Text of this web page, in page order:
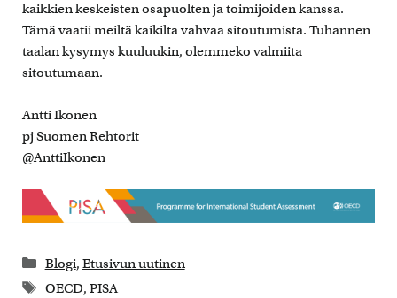
kaikkien keskeisten osapuolten ja toimijoiden kanssa.
Tämä vaatii meiltä kaikilta vahvaa sitoutumista. Tuhannen
taalan kysymys kuuluukin, olemmeko valmiita
sitoutumaan.
Antti Ikonen
pj Suomen Rehtorit
@AnttiIkonen
Kategoriat
Blogi, Etusivun uutinen
Avainsanat
OECD, PISA